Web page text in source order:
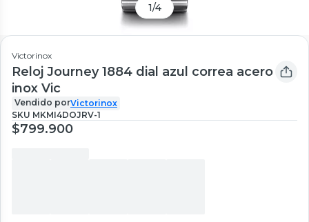
1/4
Victorinox
Reloj Journey 1884 dial azul correa acero
inox Vic
Vendido porVictorinox
SKU MKMI4DOJRV-1
$799.900